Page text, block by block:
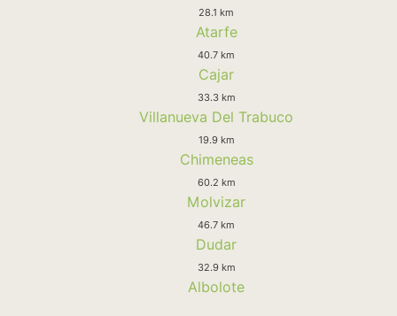
28.1 km
Atarfe
40.7 km
Cajar
33.3 km
Villanueva Del Trabuco
19.9 km
Chimeneas
60.2 km
Molvizar
46.7 km
Dudar
32.9 km
Albolote